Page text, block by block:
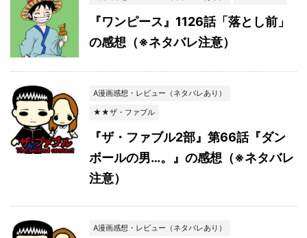
『ワンピース』1126話「落とし前」
の感想（※ネタバレ注意）
A漫画感想・レビュー（ネタバレあり）
★★ザ・ファブル
『ザ・ファブル2部』第66話『ダン
ボールの男…。』の感想（※ネタバレ
注意）
A漫画感想・レビュー（ネタバレあり）